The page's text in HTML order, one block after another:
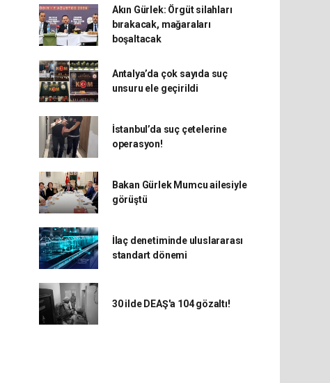
Akın Gürlek: Örgüt silahları
bırakacak, mağaraları
boşaltacak
Antalya’da çok sayıda suç
unsuru ele geçirildi
İstanbul’da suç çetelerine
operasyon!
Bakan Gürlek Mumcu ailesiyle
görüştü
İlaç denetiminde uluslararası
standart dönemi
30 ilde DEAŞ'a 104 gözaltı!